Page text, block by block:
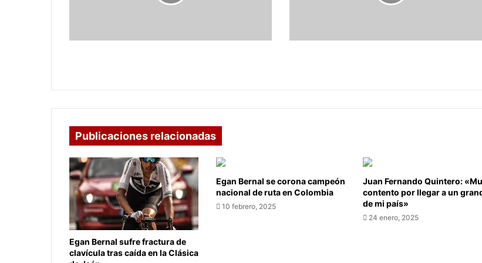
Acerca
Publicaciones relacionadas
Egan Bernal sufre fractura de
clavícula tras caída en la Clásica
Egan Bernal se corona campeón
nacional de ruta en Colombia
10 febrero, 2025
Juan Fernando Quintero:
contento por llegar a un
de mi país»
24 enero, 2025